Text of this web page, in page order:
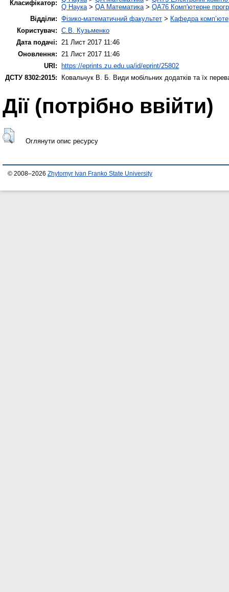
Класифікатор:
Q Наука> QA Математика> QA76 Комп'ютерне
Відділи: Фізико-математичний факультет > Кафедра
Користувач: С.В. Кузьменко
Дата подачі: 21 Лист 2017 11:46
Оновлення: 21 Лист 2017 11:46
URI:
https://eprints.zu.edu.ua/id/eprint/25802
ДСТУ 8302:2015:
Ковальчук В. Б. Види мобільних додатків та їх
Дії ​​(потрібно ввійти)
Оглянути опис ресурсу
© 2008–2026 Zhytomyr Ivan Franko State University